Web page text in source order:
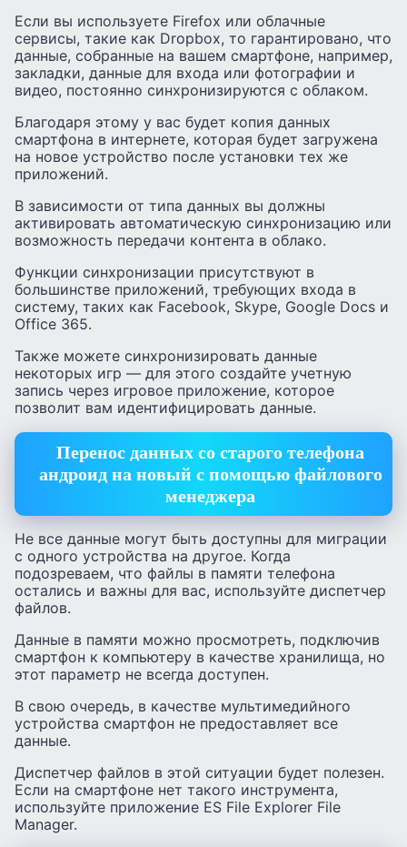
Если вы используете Firefox или облачные
сервисы, такие как Dropbox, то гарантировано, что
данные, собранные на вашем смартфоне, например,
закладки, данные для входа или фотографии и
видео, постоянно синхронизируются с облаком.
Благодаря этому у вас будет копия данных
смартфона в интернете, которая будет загружена
на новое устройство после установки тех же
приложений.
В зависимости от типа данных вы должны
активировать автоматическую синхронизацию или
возможность передачи контента в облако.
Функции синхронизации присутствуют в
большинстве приложений, требующих входа в
систему, таких как Facebook, Skype, Google Docs и
Office 365.
Также можете синхронизировать данные
некоторых игр — для этого создайте учетную
запись через игровое приложение, которое
позволит вам идентифицировать данные.
Перенос данных со старого телефона
андроид на новый с помощью файлового
менеджера
Не все данные могут быть доступны для миграции
с одного устройства на другое. Когда
подозреваем, что файлы в памяти телефона
остались и важны для вас, используйте диспетчер
файлов.
Данные в памяти можно просмотреть, подключив
смартфон к компьютеру в качестве хранилища, но
этот параметр не всегда доступен.
В свою очередь, в качестве мультимедийного
устройства смартфон не предоставляет все
данные.
Диспетчер файлов в этой ситуации будет полезен.
Если на смартфоне нет такого инструмента,
используйте приложение ES File Explorer File
Manager.